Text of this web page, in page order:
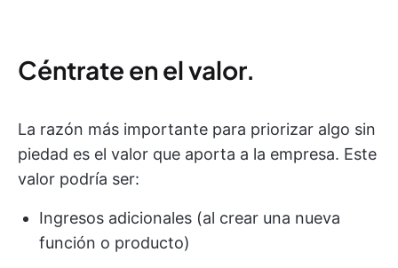
Céntrate en el valor.
La razón más importante para priorizar algo sin
piedad es el valor que aporta a la empresa. Este
valor podría ser:
Ingresos adicionales (al crear una nueva
función o producto)